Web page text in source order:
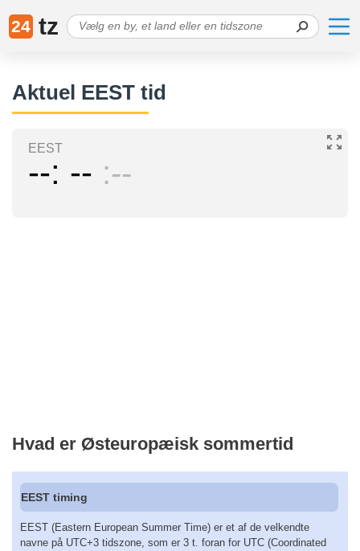
24 tz
Aktuel EEST tid
EEST
-- -- --
Hvad er Østeuropæisk sommertid
EEST timing
EEST (Eastern European Summer Time) er et af de velkendte
navne på UTC+3 tidszone, som er 3 t. foran for UTC (Coordinated